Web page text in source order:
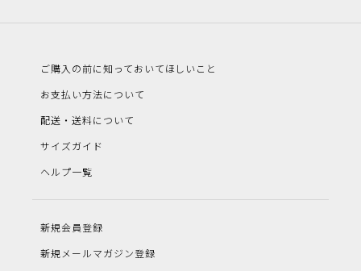
ご購入の前に知っておいてほしいこと
お支払い方法について
配送・送料について
サイズガイド
ヘルプ一覧
新規会員登録
新規メールマガジン登録